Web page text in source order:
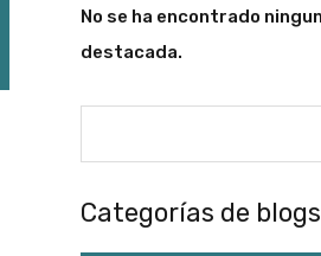
No se ha encontrado
destacada.
Categorías de blogs